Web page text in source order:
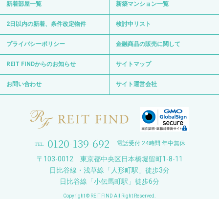
新着部屋一覧 新築マンション一覧
2日以内の新着、条件改定物件 検討中リスト
プライバシーポリシー 金融商品の販売に関して
REIT FINDからのお知らせ サイトマップ
お問い合わせ サイト運営会社
0120-139-692 電話受付 24時間 年中無休
〒103-0012 東京都中央区日本橋堀留町1-8-11
日比谷線・浅草線「人形町駅」徒歩3分
日比谷線「小伝馬町駅」徒歩6分
Copyright © REIT FIND All Right Reserved.